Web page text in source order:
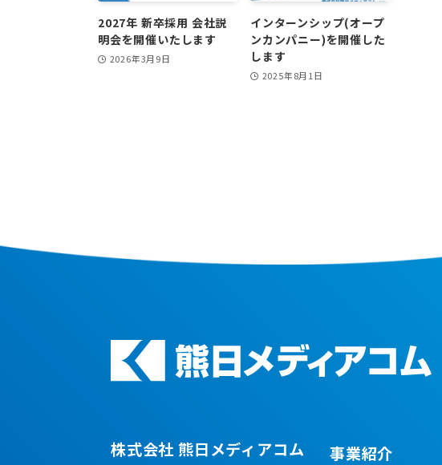
2027年 新卒採用 会社説
明会を開催いたします
2026年3月9日
インターンシップ(オープ
ンカンパニー)を開催した
します
2025年8月1日
株式会社 熊日メディアコム 事業紹介